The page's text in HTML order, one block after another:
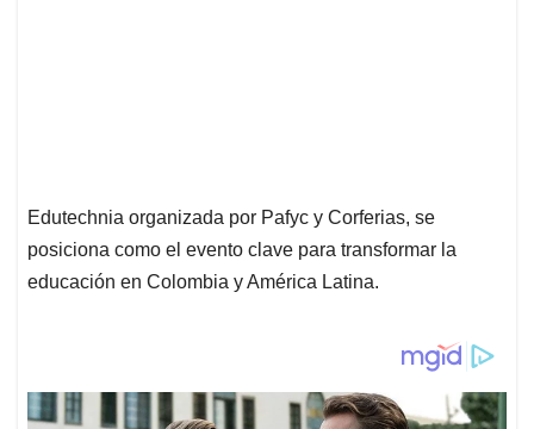
Edutechnia organizada por Pafyc y Corferias, se
posiciona como el evento clave para transformar la
educación en Colombia y América Latina.